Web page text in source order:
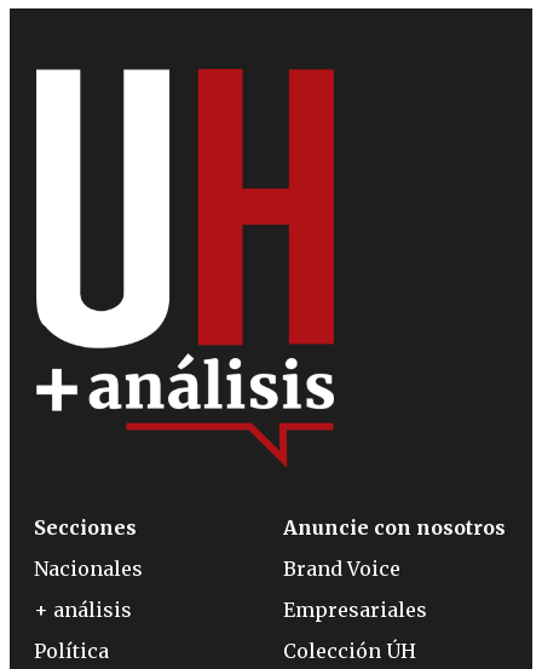
Secciones
Nacionales
+ análisis
Política
Anuncie con nosotros
Brand Voice
Empresariales
Colección ÚH